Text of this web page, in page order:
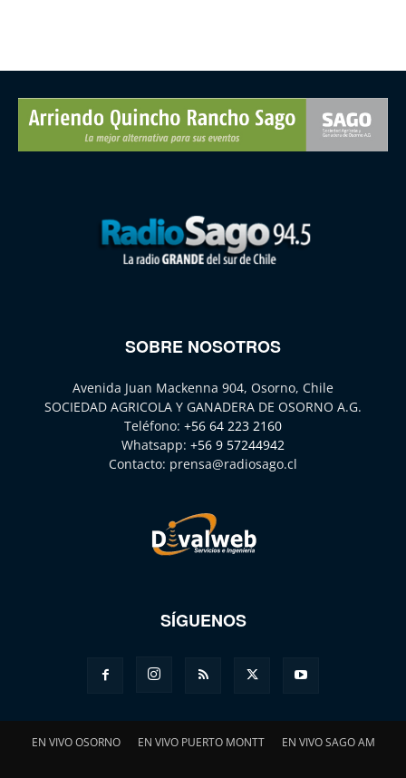
SOBRE NOSOTROS
Avenida Juan Mackenna 904, Osorno, Chile
SOCIEDAD AGRICOLA Y GANADERA DE OSORNO A.G.
Teléfono: +56 64 223 2160
Whatsapp: +56 9 57244942
Contacto: prensa@radiosago.cl
SÍGUENOS
EN VIVO OSORNO EN VIVO PUERTO MONTT EN VIVO SAGO AM